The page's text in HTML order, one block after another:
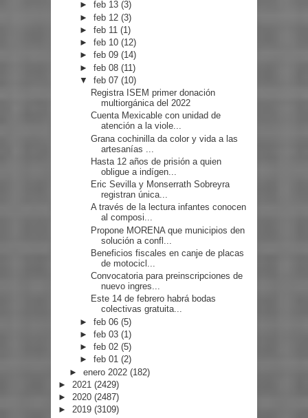
►feb 13(3)
►feb 12(3)
►feb 11(1)
►feb 10(12)
►feb 09(14)
►feb 08(11)
▼feb 07(10)
Registra ISEM primer donación
multiorgánica del 2022
Cuenta Mexicable con unidad de
atención a la viole...
Grana cochinilla da color y vida a las
artesanías ...
Hasta 12 años de prisión a quien
obligue a indígen...
Eric Sevilla y Monserrath Sobreyra
registran única...
A través de la lectura infantes conocen
al composi...
Propone MORENA que municipios den
solución a confl...
Beneficios fiscales en canje de placas
de motocicl...
Convocatoria para preinscripciones de
nuevo ingres...
Este 14 de febrero habrá bodas
colectivas gratuita...
►feb 06(5)
►feb 03(1)
►feb 02(5)
►feb 01(2)
► enero 2022 (182)
► 2021 (2429)
► 2020 (2487)
► 2019 (3109)